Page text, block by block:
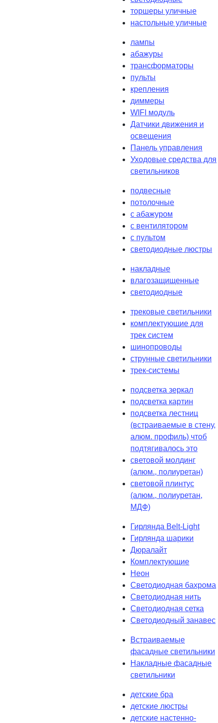
торшеры уличные
настольные уличные
лампы
абажуры
трансформаторы
пульты
крепления
диммеры
WIFI модуль
Датчики движения и
освещения
Панель управления
Уходовые средства для
светильников
подвесные
потолочные
с абажуром
с вентилятором
с пультом
светодиодные люстры
накладные
влагозащищенные
светодиодные
трековые светильники
комплектующие для
трек систем
шинопроводы
струнные светильники
трек-системы
подсветка зеркал
подсветка картин
подсветка лестниц
(встраиваемые в стену,
алюм. профиль) чтоб
подтягивалось это
световой молдинг
(алюм., полиуретан)
световой плинтус
(алюм., полиуретан,
МДФ)
Гирлянда Belt-Light
Гирлянда шарики
Дюралайт
Комплектующие
Неон
Светодиодная бахрома
Светодиодная нить
Светодиодная сетка
Светодиодный занавес
Встраиваемые
фасадные светильники
Накладные фасадные
светильники
детские бра
детские люстры
детские настенно-